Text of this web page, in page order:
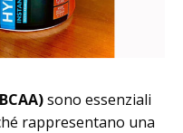
sono essenziali
rappresentano una